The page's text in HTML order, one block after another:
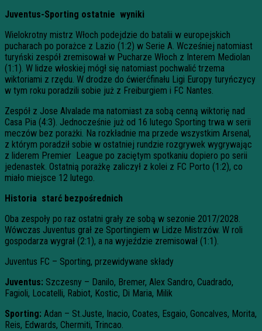
Juventus-Sporting ostatnie wyniki
Wielokrotny mistrz Włoch podejdzie do batalii w europejskich
pucharach po porażce z Lazio (1:2) w Serie A. Wcześniej natomiast
turyński zespół zremisował w Pucharze Włoch z Interem Mediolan
(1:1). W lidze włoskiej mógł się natomiast pochwalić trzema
wiktoriami z rzędu. W drodze do ćwierćfinału Ligi Europy turyńczycy
w tym roku poradzili sobie już z Freiburgiem i FC Nantes.
Zespół z Jose Alvalade ma natomiast za sobą cenną wiktorię nad
Casa Pia (4:3). Jednocześnie już od 16 lutego Sporting trwa w serii
meczów bez porażki. Na rozkładnie ma przede wszystkim Arsenal,
z którym poradził sobie w ostatniej rundzie rozgrywek wygrywając
z liderem Premier League po zaciętym spotkaniu dopiero po serii
jedenastek. Ostatnią porażkę zaliczył z kolei z FC Porto (1:2), co
miało miejsce 12 lutego.
Historia starć bezpośrednich
Oba zespoły po raz ostatni grały ze sobą w sezonie 2017/2028.
Wówczas Juventus grał ze Sportingiem w Lidze Mistrzów. W roli
gospodarza wygrał (2:1), a na wyjeździe zremisował (1:1).
Juventus FC – Sporting, przewidywane składy
Juventus: Szczesny – Danilo, Bremer, Alex Sandro, Cuadrado,
Fagioli, Locatelli, Rabiot, Kostic, Di Maria, Milik
Sporting: Adan – St.Juste, Inacio, Coates, Esgaio, Goncalves, Morita,
Reis, Edwards, Chermiti, Trincao.